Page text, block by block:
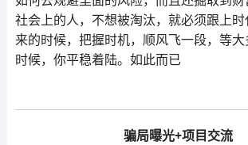
社会上的人，不想被淘汰，就必须跟上
来的时候，把握时机，顺风飞一段，等
时候，你平稳着陆。如此而已
骗局曝光+项目交流